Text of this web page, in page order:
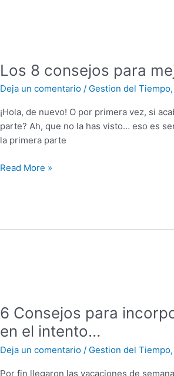
Los 8 consejos para
Deja un comentario / Gestion del Tiempo,
¡Hola, de nuevo! O por primera vez, si
parte? Ah, que no la has visto… eso es
la primera parte
consejos
para
mejorar
la
Gestión
del
by
Read More »
6 Consejos para
en el intento…
Deja un comentario / Gestion del Tiempo,
Por fin llegaron las vacaciones de
para
incorporarte
al
trabajo
después